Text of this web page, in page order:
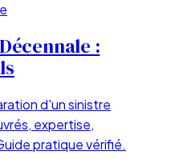
:
d'un sinistre
expertise,
pratique vérifié.